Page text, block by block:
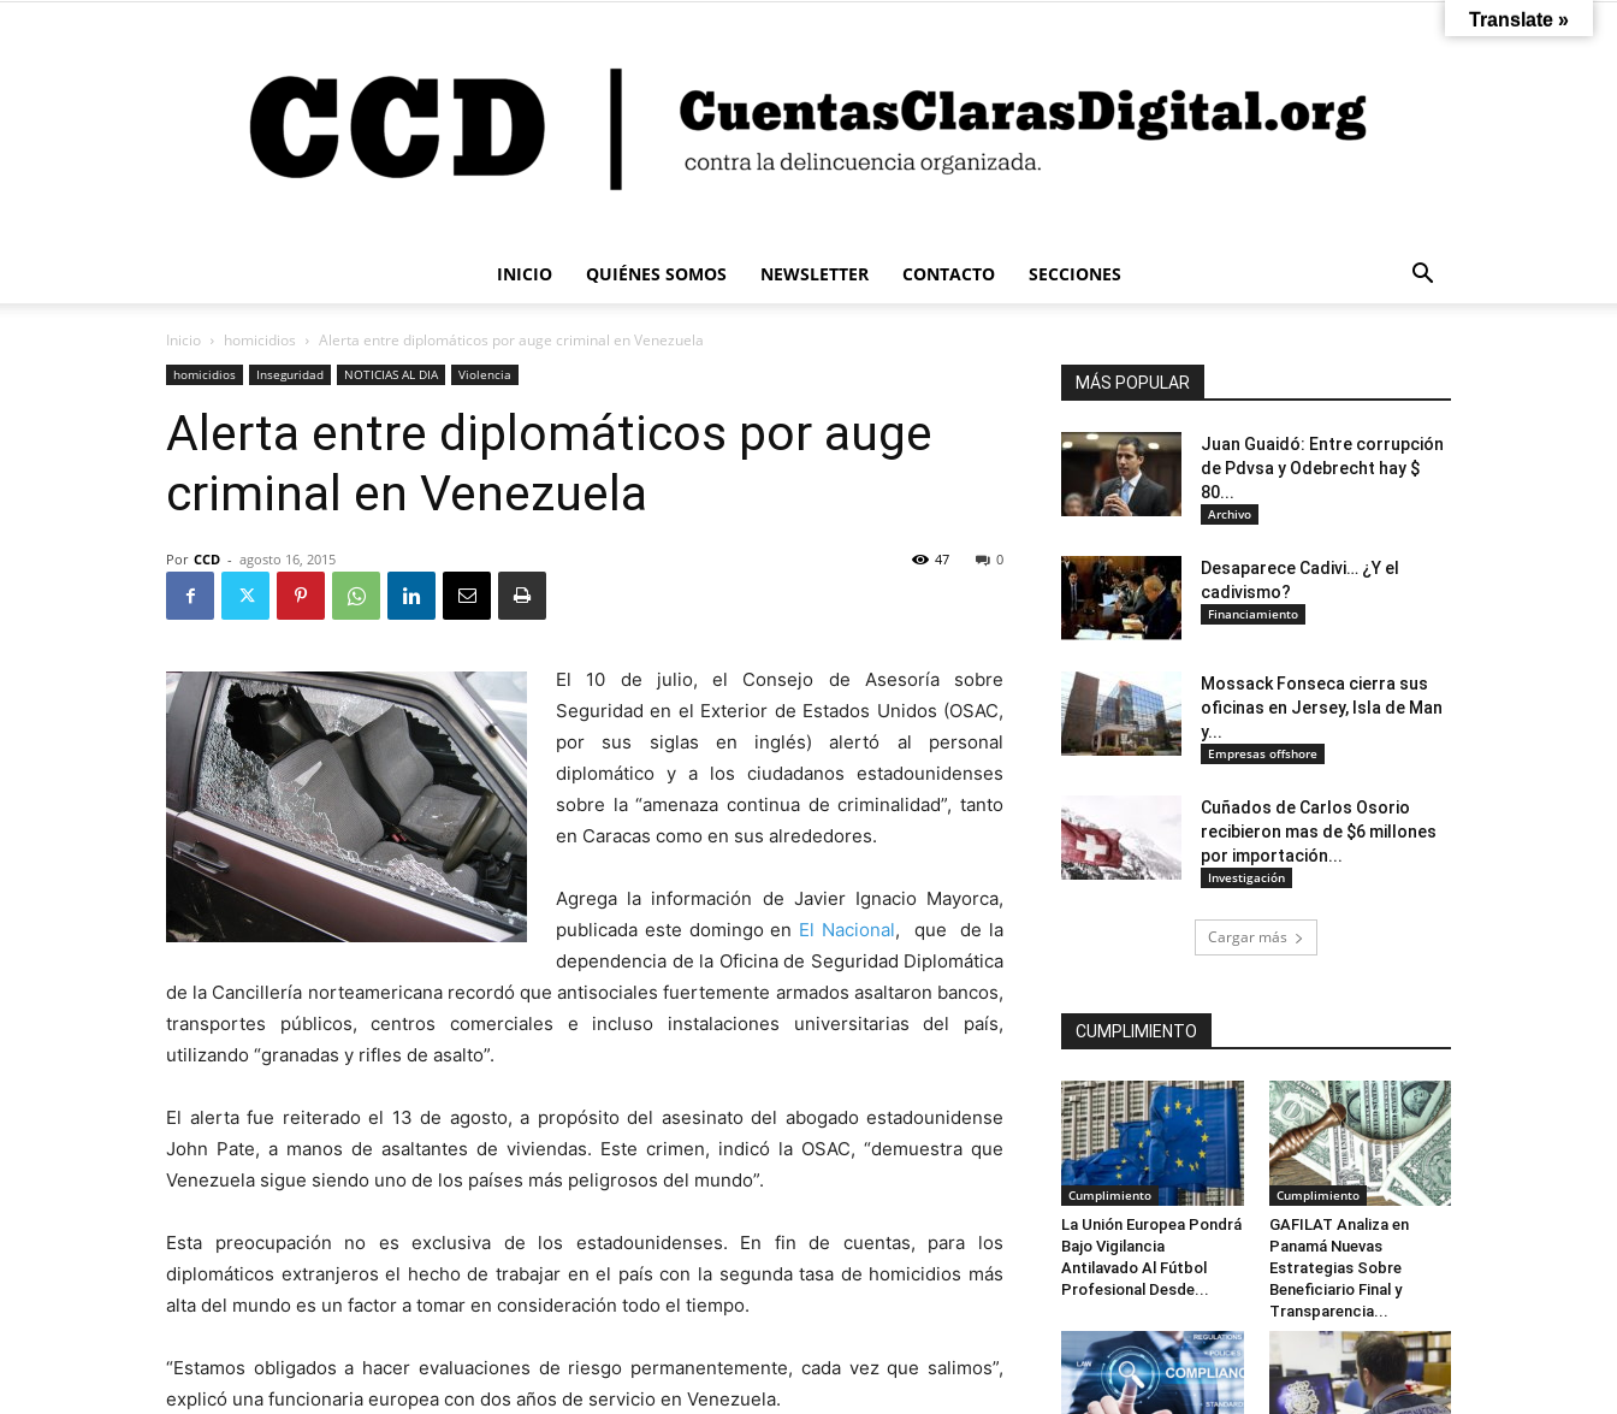
INICIO QUIÉNES SOMOS NEWSLETTER CONTACTO SECCIONES
Inicio homicidios Alerta entre diplomáticos por auge criminal en Venezuela
homicidios Inseguridad NOTICIAS AL DIA Violencia
Alerta entre diplomáticos por auge
criminal en Venezuela
Por CCD - agosto 16, 2015 0
47
El 10 de julio, el Consejo de Asesoría sobre
Seguridad en el Exterior de Estados Unidos (OSAC,
por sus siglas en inglés) alertó al personal
diplomático y a los ciudadanos estadounidenses
sobre la “amenaza continua de criminalidad”, tanto
en Caracas como en sus alrededores.
Agrega la información de Javier Ignacio Mayorca,
publicada este domingo en El Nacional, que de la
dependencia de la Oficina de Seguridad Diplomática
de la Cancillería norteamericana recordó que antisociales fuertemente armados asaltaron bancos,
transportes públicos, centros comerciales e incluso instalaciones universitarias del país,
utilizando “granadas y rifles de asalto”.
El alerta fue reiterado el 13 de agosto, a propósito del asesinato del abogado estadounidense
John Pate, a manos de asaltantes de viviendas. Este crimen, indicó la OSAC, “demuestra que
Venezuela sigue siendo uno de los países más peligrosos del mundo”.
Esta preocupación no es exclusiva de los estadounidenses. En fin de cuentas, para los
diplomáticos extranjeros el hecho de trabajar en el país con la segunda tasa de homicidios más
alta del mundo es un factor a tomar en consideración todo el tiempo.
“Estamos obligados a hacer evaluaciones de riesgo permanentemente, cada vez que salimos”,
explicó una funcionaria europea con dos años de servicio en Venezuela.
MÁS POPULAR
Juan Guaidó: Entre corrupción
de Pdvsa y Odebrecht hay $
80...
Archivo
Desaparece Cadivi… ¿Y el
cadivismo?
Financiamiento
Mossack Fonseca cierra sus
oficinas en Jersey, Isla de Man
y...
Empresas offshore
Cuñados de Carlos Osorio
recibieron mas de $6 millones
por importación...
Investigación
Cargar más
CUMPLIMIENTO
Cumplimiento
La Unión Europea Pondrá
Bajo Vigilancia
Antilavado Al Fútbol
Profesional Desde...
Cumplimiento
GAFILAT Analiza en
Panamá Nuevas
Estrategias Sobre
Beneficiario Final y
Transparencia...
Translate »